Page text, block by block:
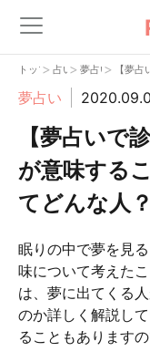
トップ
> 占い> 夢占い
> 【夢
夢占い
【夢占いで
が意味する
てどんな人？
眠りの中で夢を見
味について考えた
は、夢に出てくる
のか詳しく解説し
ることもあります